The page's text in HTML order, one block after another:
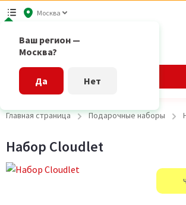
Москва
Ваш регион —
Москва?
Да Нет
Главная страница Подарочные наборы
Набор Cloudlet